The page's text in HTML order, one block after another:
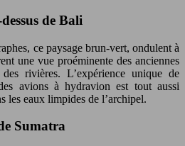
de Bali
ce paysage brun-vert, ondulent à
une vue proéminente des anciennes
rivières. L’expérience unique de
avions à hydravion est tout aussi
les eaux limpides de l’archipel.
Sumatra